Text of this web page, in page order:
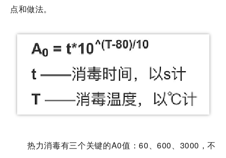
点和做法。
热力消毒有三个关键的A0值：60、600、3000，不